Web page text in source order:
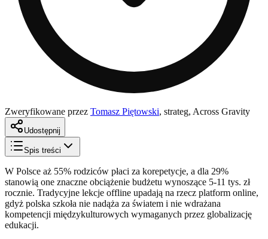
Zweryfikowane przez Tomasz Piętowski, strateg, Across Gravity
Udostępnij
Spis treści
W Polsce aż 55% rodziców płaci za korepetycje, a dla 29%
stanowią one znaczne obciążenie budżetu wynoszące 5-11 tys. zł
rocznie. Tradycyjne lekcje offline upadają na rzecz platform online,
gdyż polska szkoła nie nadąża za światem i nie wdrażana
kompetencji międzykulturowych wymaganych przez globalizację
edukacji.